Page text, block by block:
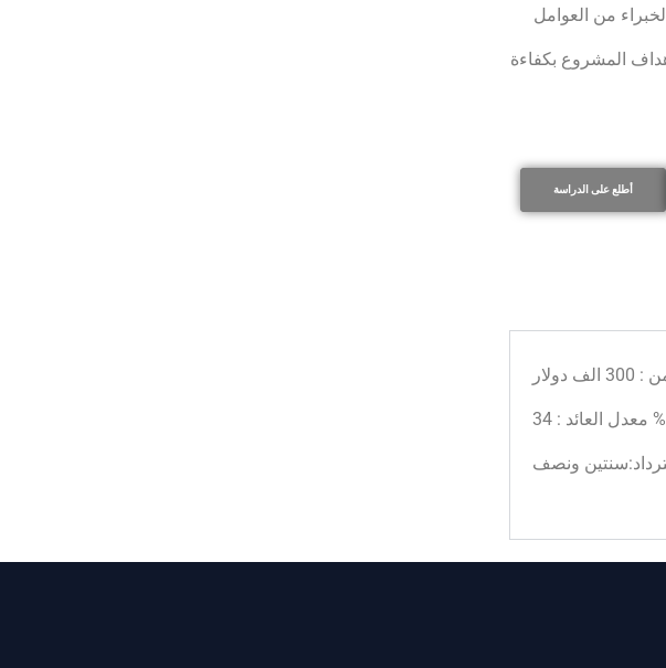
من العوامل
المشروع بكفاءة
أطلع على الدراسة
معدل العائد : 34 %
ونصف